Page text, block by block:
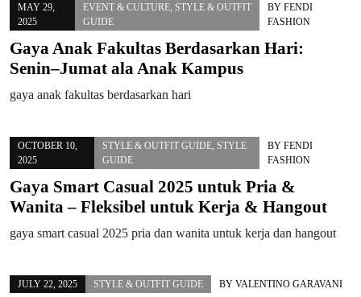
MAY 29,
2025
EVENT & CULTURE STYLE & OUTFIT
GUIDE
BYFENDI
FASHION
Gaya Anak Fakultas Berdasarkan Hari:
Senin–Jumat ala Anak Kampus
gaya anak fakultas berdasarkan hari
OCTOBER 10,
2025
STYLE & OUTFIT GUIDE, STYLE
GUIDE
BY FENDI
FASHION
Gaya Smart Casual 2025 untuk Pria &
Wanita – Fleksibel untuk Kerja & Hangout
gaya smart casual 2025 pria dan wanita untuk kerja dan hangout
JULY 22, 2025 STYLE & OUTFIT GUIDE BY VALENTINO GARAVANI